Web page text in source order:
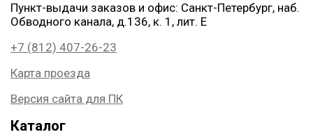
Пункт-выдачи заказов и офис: Санкт-Петербург, наб.
Обводного канала, д.136, к. 1, лит. Е
+7 (812) 407-26-23
Карта проезда
Версия сайта для ПК
Каталог